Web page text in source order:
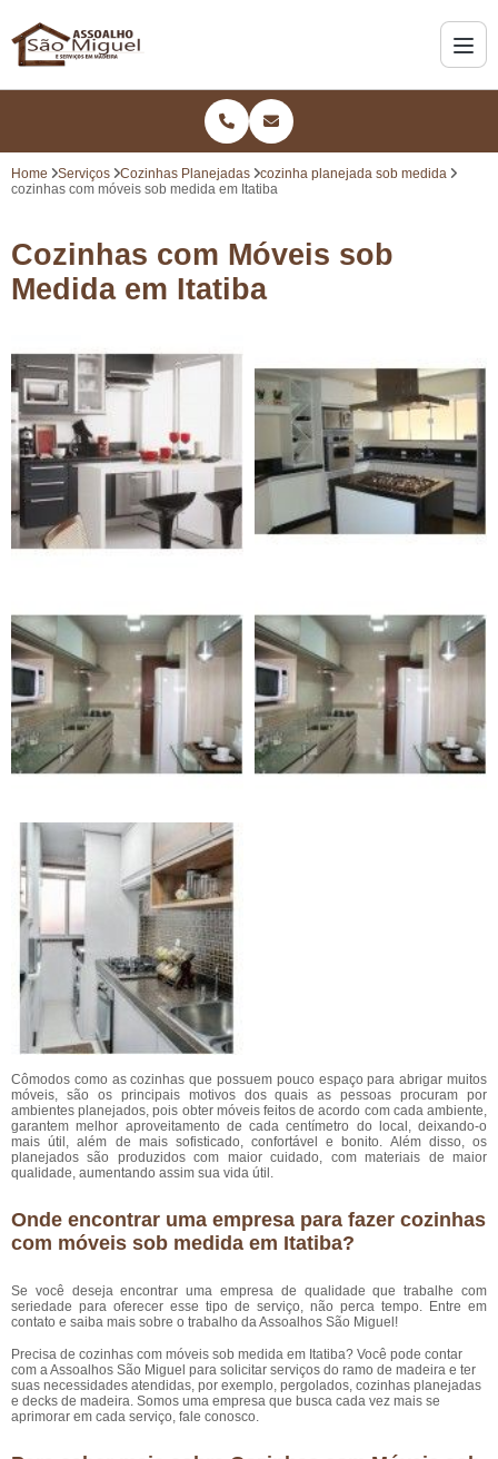
Home Serviços Cozinhas Planejadas
cozinha planejada sob medida
cozinhas com móveis sob medida em Itatiba
Cozinhas com Móveis sob
Medida em Itatiba
Cômodos como as cozinhas que possuem pouco espaço para abrigar muitos
móveis, são os principais motivos dos quais as pessoas procuram por
ambientes planejados, pois obter móveis feitos de acordo com cada ambiente,
garantem melhor aproveitamento de cada centímetro do local, deixando-o
mais útil, além de mais sofisticado, confortável e bonito. Além disso, os
planejados são produzidos com maior cuidado, com materiais de maior
qualidade, aumentando assim sua vida útil.
Onde encontrar uma empresa para fazer cozinhas
com móveis sob medida em Itatiba?
Se você deseja encontrar uma empresa de qualidade que trabalhe com
seriedade para oferecer esse tipo de serviço, não perca tempo. Entre em
contato e saiba mais sobre o trabalho da Assoalhos São Miguel!
Precisa de cozinhas com móveis sob medida em Itatiba? Você pode contar
com a Assoalhos São Miguel para solicitar serviços do ramo de madeira e ter
suas necessidades atendidas, por exemplo, pergolados, cozinhas planejadas
e decks de madeira. Somos uma empresa que busca cada vez mais se
aprimorar em cada serviço, fale conosco.